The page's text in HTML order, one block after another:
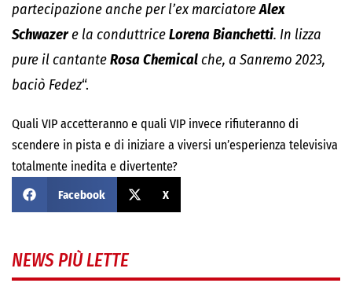
partecipazione anche per l’ex marciatoreAlex
Schwazere la conduttriceLorena Bianchetti. In lizza
pure il cantanteRosa Chemicalche, a Sanremo 2023,
baciò Fedez“.
Quali VIP accetteranno e quali VIP invece rifiuteranno di
scendere in pista e di iniziare a viversi un’esperienza televisiva
totalmente inedita e divertente?
Facebook X
NEWS PIÙ LETTE